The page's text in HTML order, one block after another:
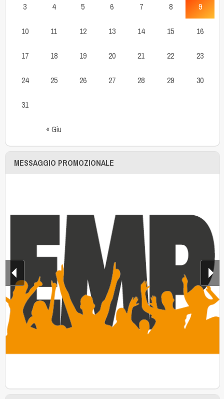
« Giu
3 4 5 6 7 8 9
10 11 12 13 14 15 16
17 18 19 20 21 22 23
24 25 26 27 28 29 30
31
MESSAGGIO PROMOZIONALE